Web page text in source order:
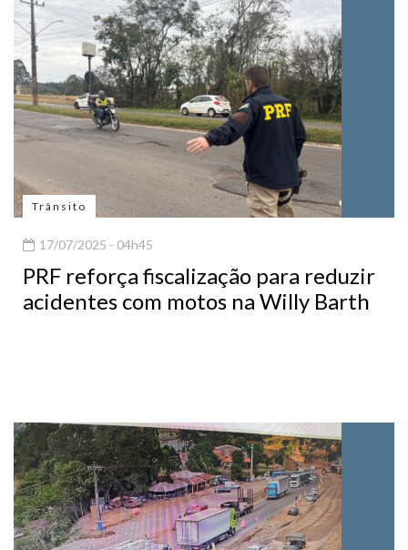
Trânsito
17/07/2025 - 04h45
PRF reforça fiscalização para reduzir
acidentes com motos na Willy Barth